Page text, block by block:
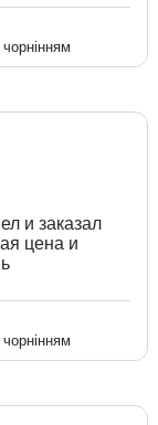
и заказал
цена и